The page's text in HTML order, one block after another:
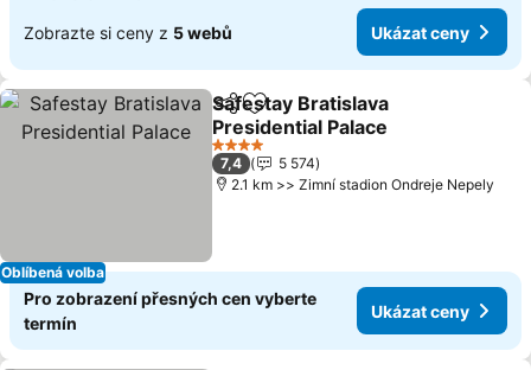
Zobrazte si ceny z 5 webů Ukázat ceny
Oblíbená volba
SdíletPřidat na seznam oblíbených
Safestay Bratislava
Presidential Palace
Ukázat ceny
4 Počet hvězdiček
7,4
5 574
2.1 km >> Zimní stadion Ondreje Nepely
Pro zobrazení přesných cen vyberte
termín
Ukázat ceny